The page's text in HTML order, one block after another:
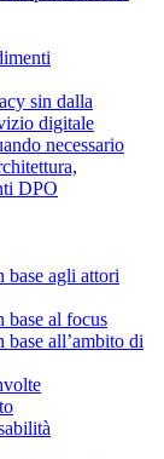
sin dalla
digitale
necessario
DPO
base agli attori
base al focus
all’ambito di